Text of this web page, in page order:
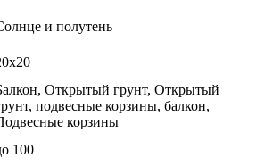
и полутень
Открытый грунт, Открытый
подвесные корзины, балкон,
корзины
100